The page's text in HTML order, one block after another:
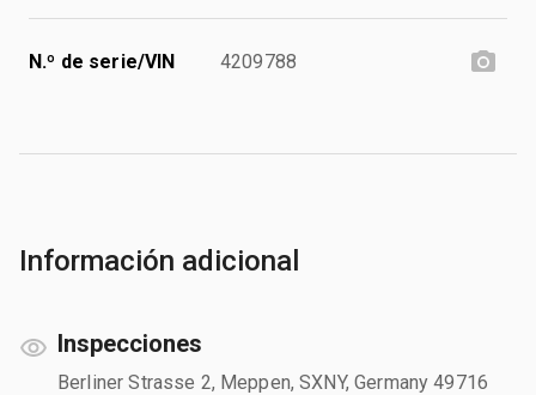
N.º de serie/VIN 4209788
Información adicional
Inspecciones
Berliner Strasse 2, Meppen, SXNY, Germany 49716